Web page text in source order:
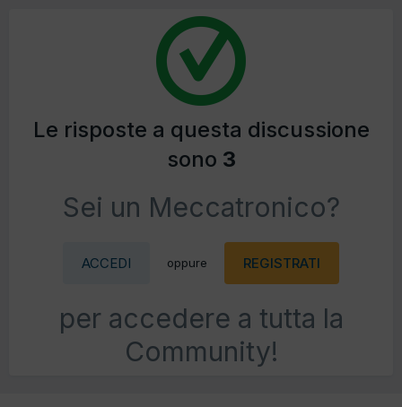
Le risposte a questa discussione
sono 3
Sei un Meccatronico?
ACCEDI oppure REGISTRATI
per accedere a tutta la
Community!